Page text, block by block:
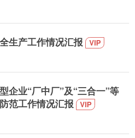
生产工作情况汇报 VIP
企业“厂中厂”及“三合一”等
范工作情况汇报
VIP